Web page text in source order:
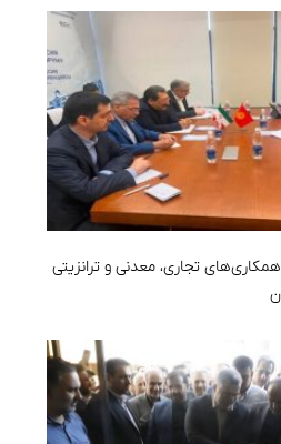
تجاری، معدنی و ترانزیتی